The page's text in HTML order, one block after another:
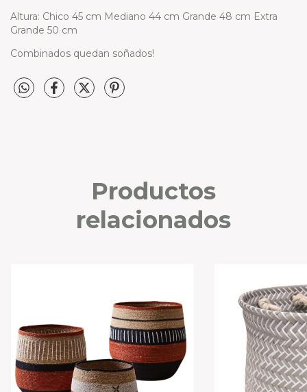
Altura: Chico 45 cm Mediano 44 cm Grande 48 cm Extra
Grande 50 cm
Combinados quedan soñados!
Productos
relacionados